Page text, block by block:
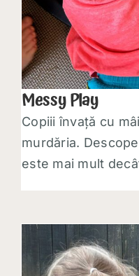
Messy Play
Copiii învață cu
murdăria.
este mai mult